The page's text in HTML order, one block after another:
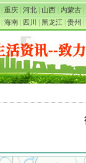
重庆 河北 山西 内蒙古
海南 四川 黑龙江 贵州